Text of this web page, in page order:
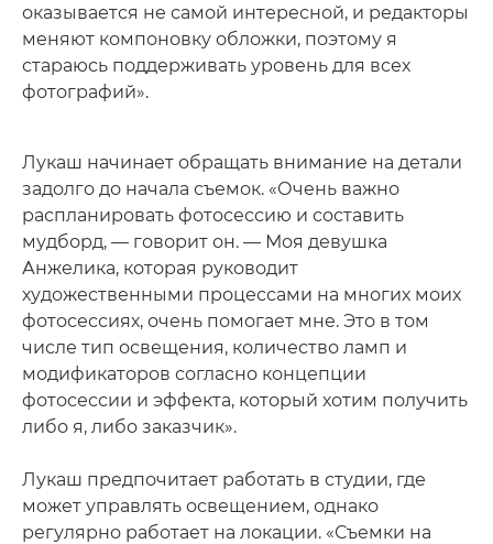
оказывается не самой интересной, и редакторы
меняют компоновку обложки, поэтому я
стараюсь поддерживать уровень для всех
фотографий».
Лукаш начинает обращать внимание на детали
задолго до начала съемок. «Очень важно
распланировать фотосессию и составить
мудборд, — говорит он. — Моя девушка
Анжелика, которая руководит
художественными процессами на многих моих
фотосессиях, очень помогает мне. Это в том
числе тип освещения, количество ламп и
модификаторов согласно концепции
фотосессии и эффекта, который хотим получить
либо я, либо заказчик».
Лукаш предпочитает работать в студии, где
может управлять освещением, однако
регулярно работает на локации. «Съемки на